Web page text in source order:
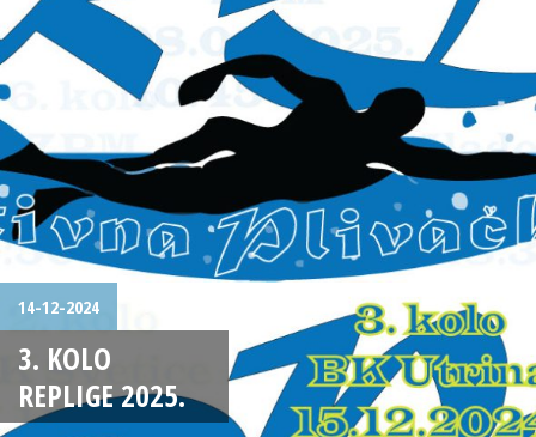
14-12-2024
3. KOLO
REPLIGE 2025.